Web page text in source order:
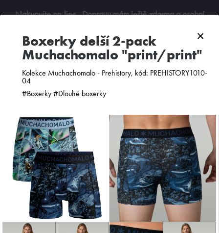
×
boxerky delší 2-pack
Muchachomalo "print/print"
Kolekce Muchachomalo - Prehistory, kód: PREHISTORY1010-
04
#Boxerky #Dlouhé boxerky
Nakupujte on-line. Dopravu mám ještě zdarma a osobní
0
ZOBRAZIT FILTR
PODLE CENY OD NEJNOVĚJŠÍCH